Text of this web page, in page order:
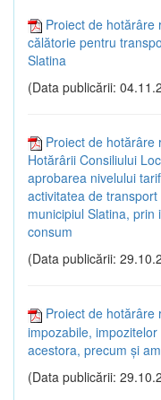
Proiect de hotărâre
călătorie pentru
Slatina
(Data publicării:
Proiect de hotărâre
Hotărârii Consiliului
aprobarea nivelului
activitatea de
municipiul Slatina,
consum
(Data publicării:
Proiect de hotărâre
impozabile,
acestora, precum și
(Data publicării: